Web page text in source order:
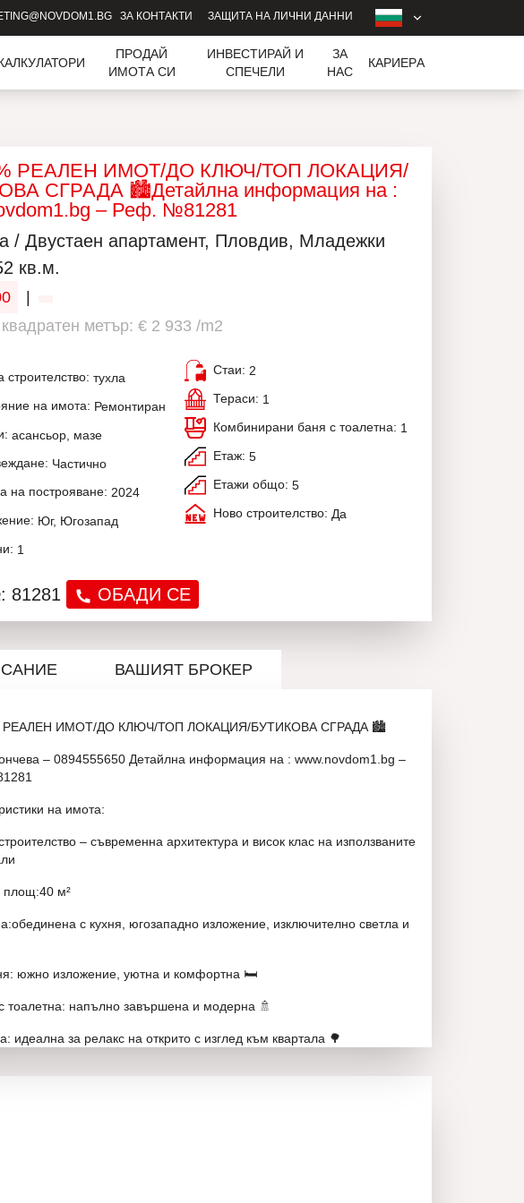
ЗА КОНТАКТИ ЗАЩИТА НА ЛИЧНИ ДАННИ
ПРОДАЙ
ИМОТА СИ
ИНВЕСТИРАЙ И
СПЕЧЕЛИ
ЗА
НАС
КАРИЕРA
РЕАЛЕН ИМОТ/ДО КЛЮЧ/ТОП ЛОКАЦИЯ/
СГРАДА 🏙️Детайлна информация на :
– Реф. №81281
/ Двустаен апартамент, Пловдив, Младежки
кв.м.
метър: € 2 933 /m2
строителство: тухла
на имота: Ремонтиран
асансьор, мазе
Частично
на построяване: 2024
Юг, Югозапад
1
Стаи: 2
Тераси: 1
Комбинирани баня с тоалетна: 1
Етаж: 5
Етажи общо: 5
Ново строителство: Да
ОБАДИ СЕ
ВАШИЯТ БРОКЕР
РЕАЛЕН ИМОТ/ДО КЛЮЧ/ТОП ЛОКАЦИЯ/БУТИКОВА СГРАДА 🏙️
– 0894555650 Детайлна информация на : www.novdom1.bg –
на имота:
– съвременна архитектура и висок клас на използваните
м²
с кухня, югозападно изложение, изключително светла и
южно изложение, уютна и комфортна 🛏️
тоалетна: напълно завършена и модерна 🚿
идеална за релакс на открито с изглед към квартала 🌳
е в процес на завършване до ключ. Напълно